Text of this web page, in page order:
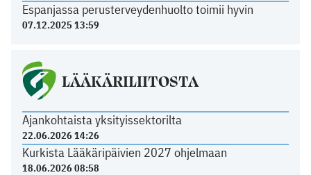
Espanjassa perusterveydenhuolto toimii hyvin
07.12.2025 13:59
LÄÄKÄRILIITOSTA
Ajankohtaista yksityissektorilta
22.06.2026 14:26
Kurkista Lääkäripäivien 2027 ohjelmaan
18.06.2026 08:58